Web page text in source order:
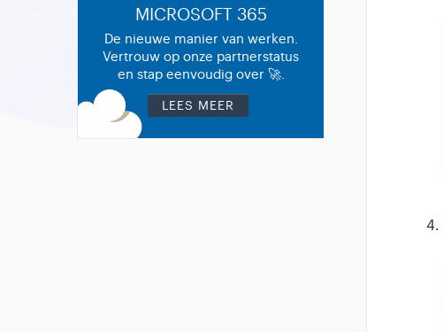
MICROSOFT 365
De nieuwe manier van werken.
Vertrouw op onze partnerstatus
en stap eenvoudig over 🚀.
LEES MEER